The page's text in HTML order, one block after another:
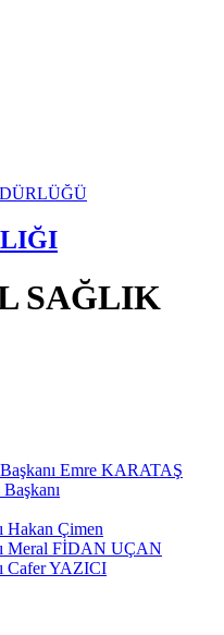
SAĞLIK
Emre KARATAŞ
Hakan Çimen
Meral FİDAN UÇAN
Cafer YAZICI